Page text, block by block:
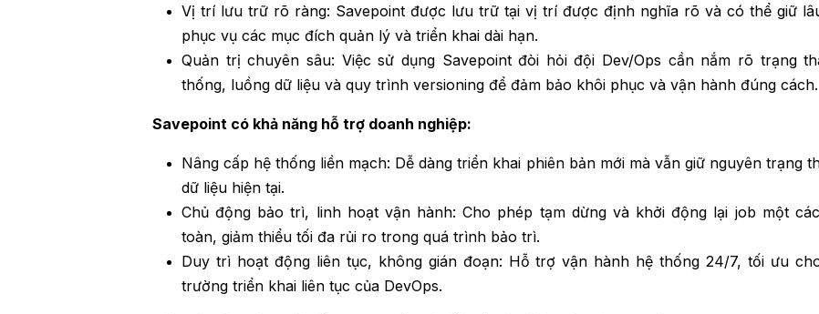
Vị trí lưu trữ rõ ràng: Savepoint được lưu trữ tại vị trí được định nghĩa rõ và có thể giữ
phục vụ các mục đích quản lý và triển khai dài hạn.
Quản trị chuyên sâu: Việc sử dụng Savepoint đòi hỏi đội Dev/Ops cần nắm rõ trạng
thống, luồng dữ liệu và quy trình versioning để đảm bảo khôi phục và vận hành đúng cách.
Savepoint có khả năng hỗ trợ doanh nghiệp:
Nâng cấp hệ thống liền mạch: Dễ dàng triển khai phiên bản mới mà vẫn giữ nguyên trạng
dữ liệu hiện tại.
Chủ động bảo trì, linh hoạt vận hành: Cho phép tạm dừng và khởi động lại job một
toàn, giảm thiểu tối đa rủi ro trong quá trình bảo trì.
Duy trì hoạt động liên tục, không gián đoạn: Hỗ trợ vận hành hệ thống 24/7, tối ưu
trường triển khai liên tục của DevOps.